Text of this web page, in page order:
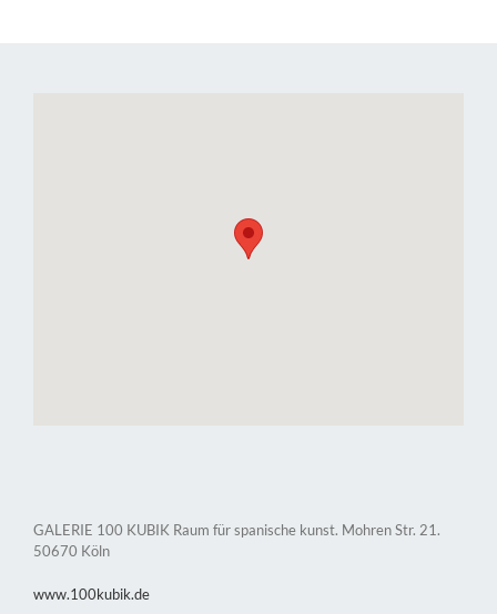
GALERIE 100 KUBIK Raum für spanische kunst. Mohren Str. 21.
50670 Köln
www.100kubik.de